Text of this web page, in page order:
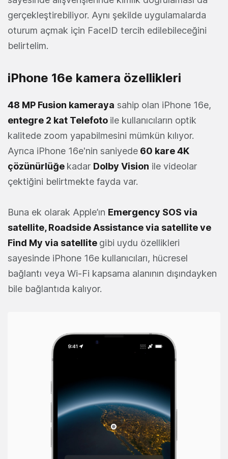
gerçekleştirebiliyor. Aynı şekilde uygulamalarda
oturum açmak için FaceID tercih edilebileceğini
belirtelim.
iPhone 16e kamera özellikleri
48 MP Fusion kameraya sahip olan iPhone 16e,
entegre 2 kat Telefoto ile kullanıcıların optik
kalitede zoom yapabilmesini mümkün kılıyor.
Ayrıca iPhone 16e'nin saniyede 60 kare 4K
çözünürlüğe kadar Dolby Vision ile videolar
çektiğini belirtmekte fayda var.
Buna ek olarak Apple’ın Emergency SOS via
satellite, Roadside Assistance via satellite ve
Find My via satellite gibi uydu özellikleri
sayesinde iPhone 16e kullanıcıları, hücresel
bağlantı veya Wi-Fi kapsama alanının dışındayken
bile bağlantıda kalıyor.